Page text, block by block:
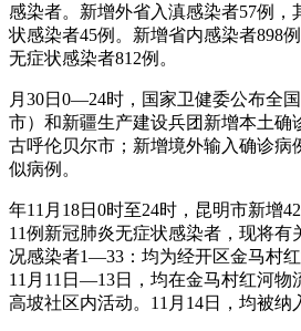
感染者。新增外省入滇感染者57例，
状感染者45例。新增省内感染者898
无症状感染者812例。
月30日0—24时，国家卫健委公布全
市）和新疆生产建设兵团新增本土确
古呼伦贝尔市；新增境外输入确诊病
似病例。
年11月18日0时至24时，昆明市新增
11例新冠肺炎无症状感染者，现将有
况感染者1—33：均为经开区金马村红
11月11日—13日，均在金马村红河物
高坡社区内活动。11月14日，均被纳